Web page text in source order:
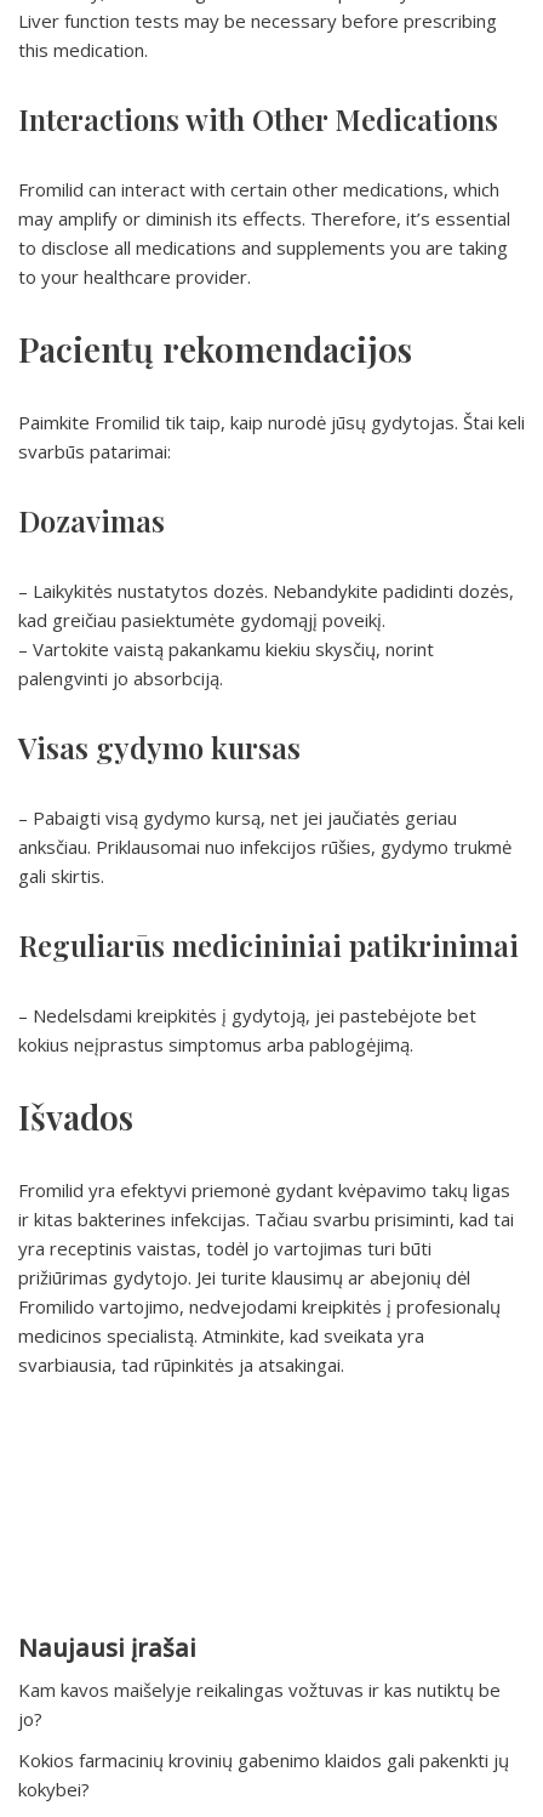
Liver function tests may be necessary before prescribing
this medication.
Interactions with Other Medications
Fromilid can interact with certain other medications, which
may amplify or diminish its effects. Therefore, it’s essential
to disclose all medications and supplements you are taking
to your healthcare provider.
Pacientų rekomendacijos
Paimkite Fromilid tik taip, kaip nurodė jūsų gydytojas. Štai keli
svarbūs patarimai:
Dozavimas
– Laikykitės nustatytos dozės. Nebandykite padidinti dozės,
kad greičiau pasiektumėte gydomąjį poveikį.
– Vartokite vaistą pakankamu kiekiu skysčių, norint
palengvinti jo absorbciją.
Visas gydymo kursas
– Pabaigti visą gydymo kursą, net jei jaučiatės geriau
anksčiau. Priklausomai nuo infekcijos rūšies, gydymo trukmė
gali skirtis.
Reguliarūs medicininiai patikrinimai
– Nedelsdami kreipkitės į gydytoją, jei pastebėjote bet
kokius neįprastus simptomus arba pablogėjimą.
Išvados
Fromilid yra efektyvi priemonė gydant kvėpavimo takų ligas
ir kitas bakterines infekcijas. Tačiau svarbu prisiminti, kad tai
yra receptinis vaistas, todėl jo vartojimas turi būti
prižiūrimas gydytojo. Jei turite klausimų ar abejonių dėl
Fromilido vartojimo, nedvejodami kreipkitės į profesionalų
medicinos specialistą. Atminkite, kad sveikata yra
svarbiausia, tad rūpinkitės ja atsakingai.
Naujausi įrašai
Kam kavos maišelyje reikalingas vožtuvas ir kas nutiktų be
jo?
Kokios farmacinių krovinių gabenimo klaidos gali pakenkti jų
kokybei?